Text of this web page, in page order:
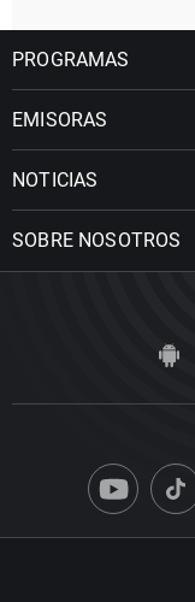
PROGRAMAS
EMISORAS
NOTICIAS
SOBRE NOSOTROS